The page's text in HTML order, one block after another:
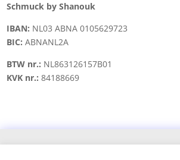
Schmuck by Shanouk
IBAN: NL03 ABNA 0105629723
BIC: ABNANL2A
BTW nr.: NL863126157B01
KVK nr.:84188669